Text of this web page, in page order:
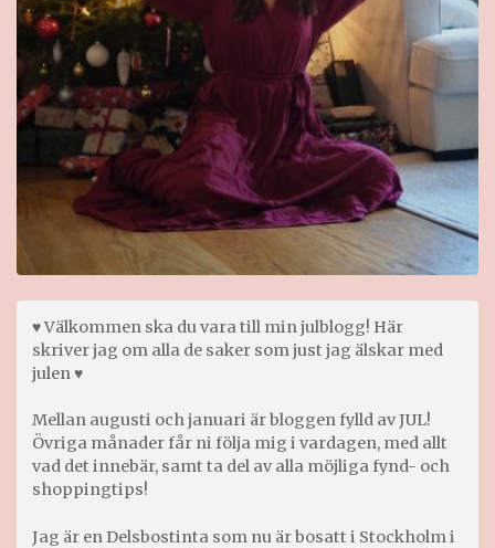
♥ Välkommen ska du vara till min julblogg! Här
skriver jag om alla de saker som just jag älskar med
julen ♥
Mellan augusti och januari är bloggen fylld av JUL!
Övriga månader får ni följa mig i vardagen, med allt
vad det innebär, samt ta del av alla möjliga fynd- och
shoppingtips!
Jag är en Delsbostinta som nu är bosatt i Stockholm i